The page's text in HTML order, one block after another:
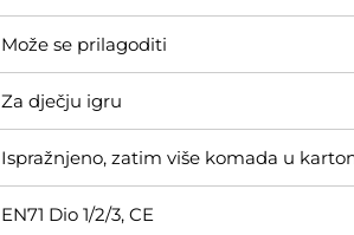
Može se prilagoditi
Za dječju igru
Ispražnjeno, zatim više komada u
EN71 Dio 1/2/3, CE